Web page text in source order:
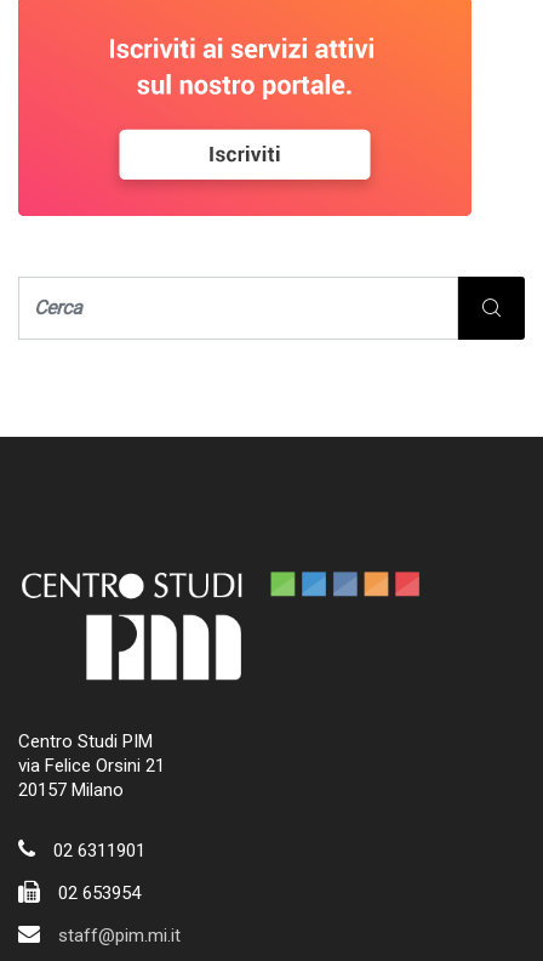
Centro Studi PIM
via Felice Orsini 21
20157 Milano
02 6311901
02 653954
staff@pim.mi.it